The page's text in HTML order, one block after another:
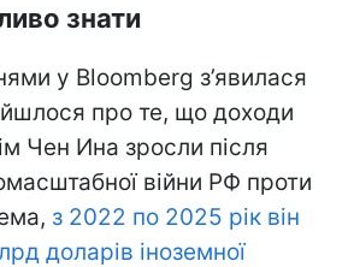
знати
у Bloomberg з’явилася
йшлося про те, що доходи
Чен Ина зросли після
війни РФ проти
з 2022 по 2025 рік він
доларів іноземної